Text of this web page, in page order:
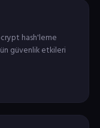
hash'leme
güvenlik etkileri